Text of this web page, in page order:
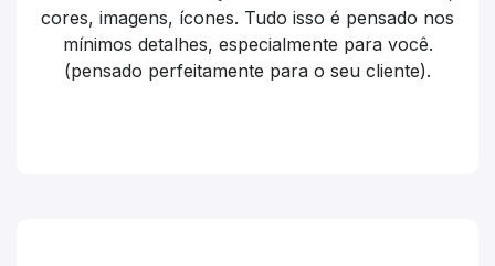
cores, imagens, ícones. Tudo isso é pensado nos
mínimos detalhes, especialmente para você.
(pensado perfeitamente para o seu cliente).